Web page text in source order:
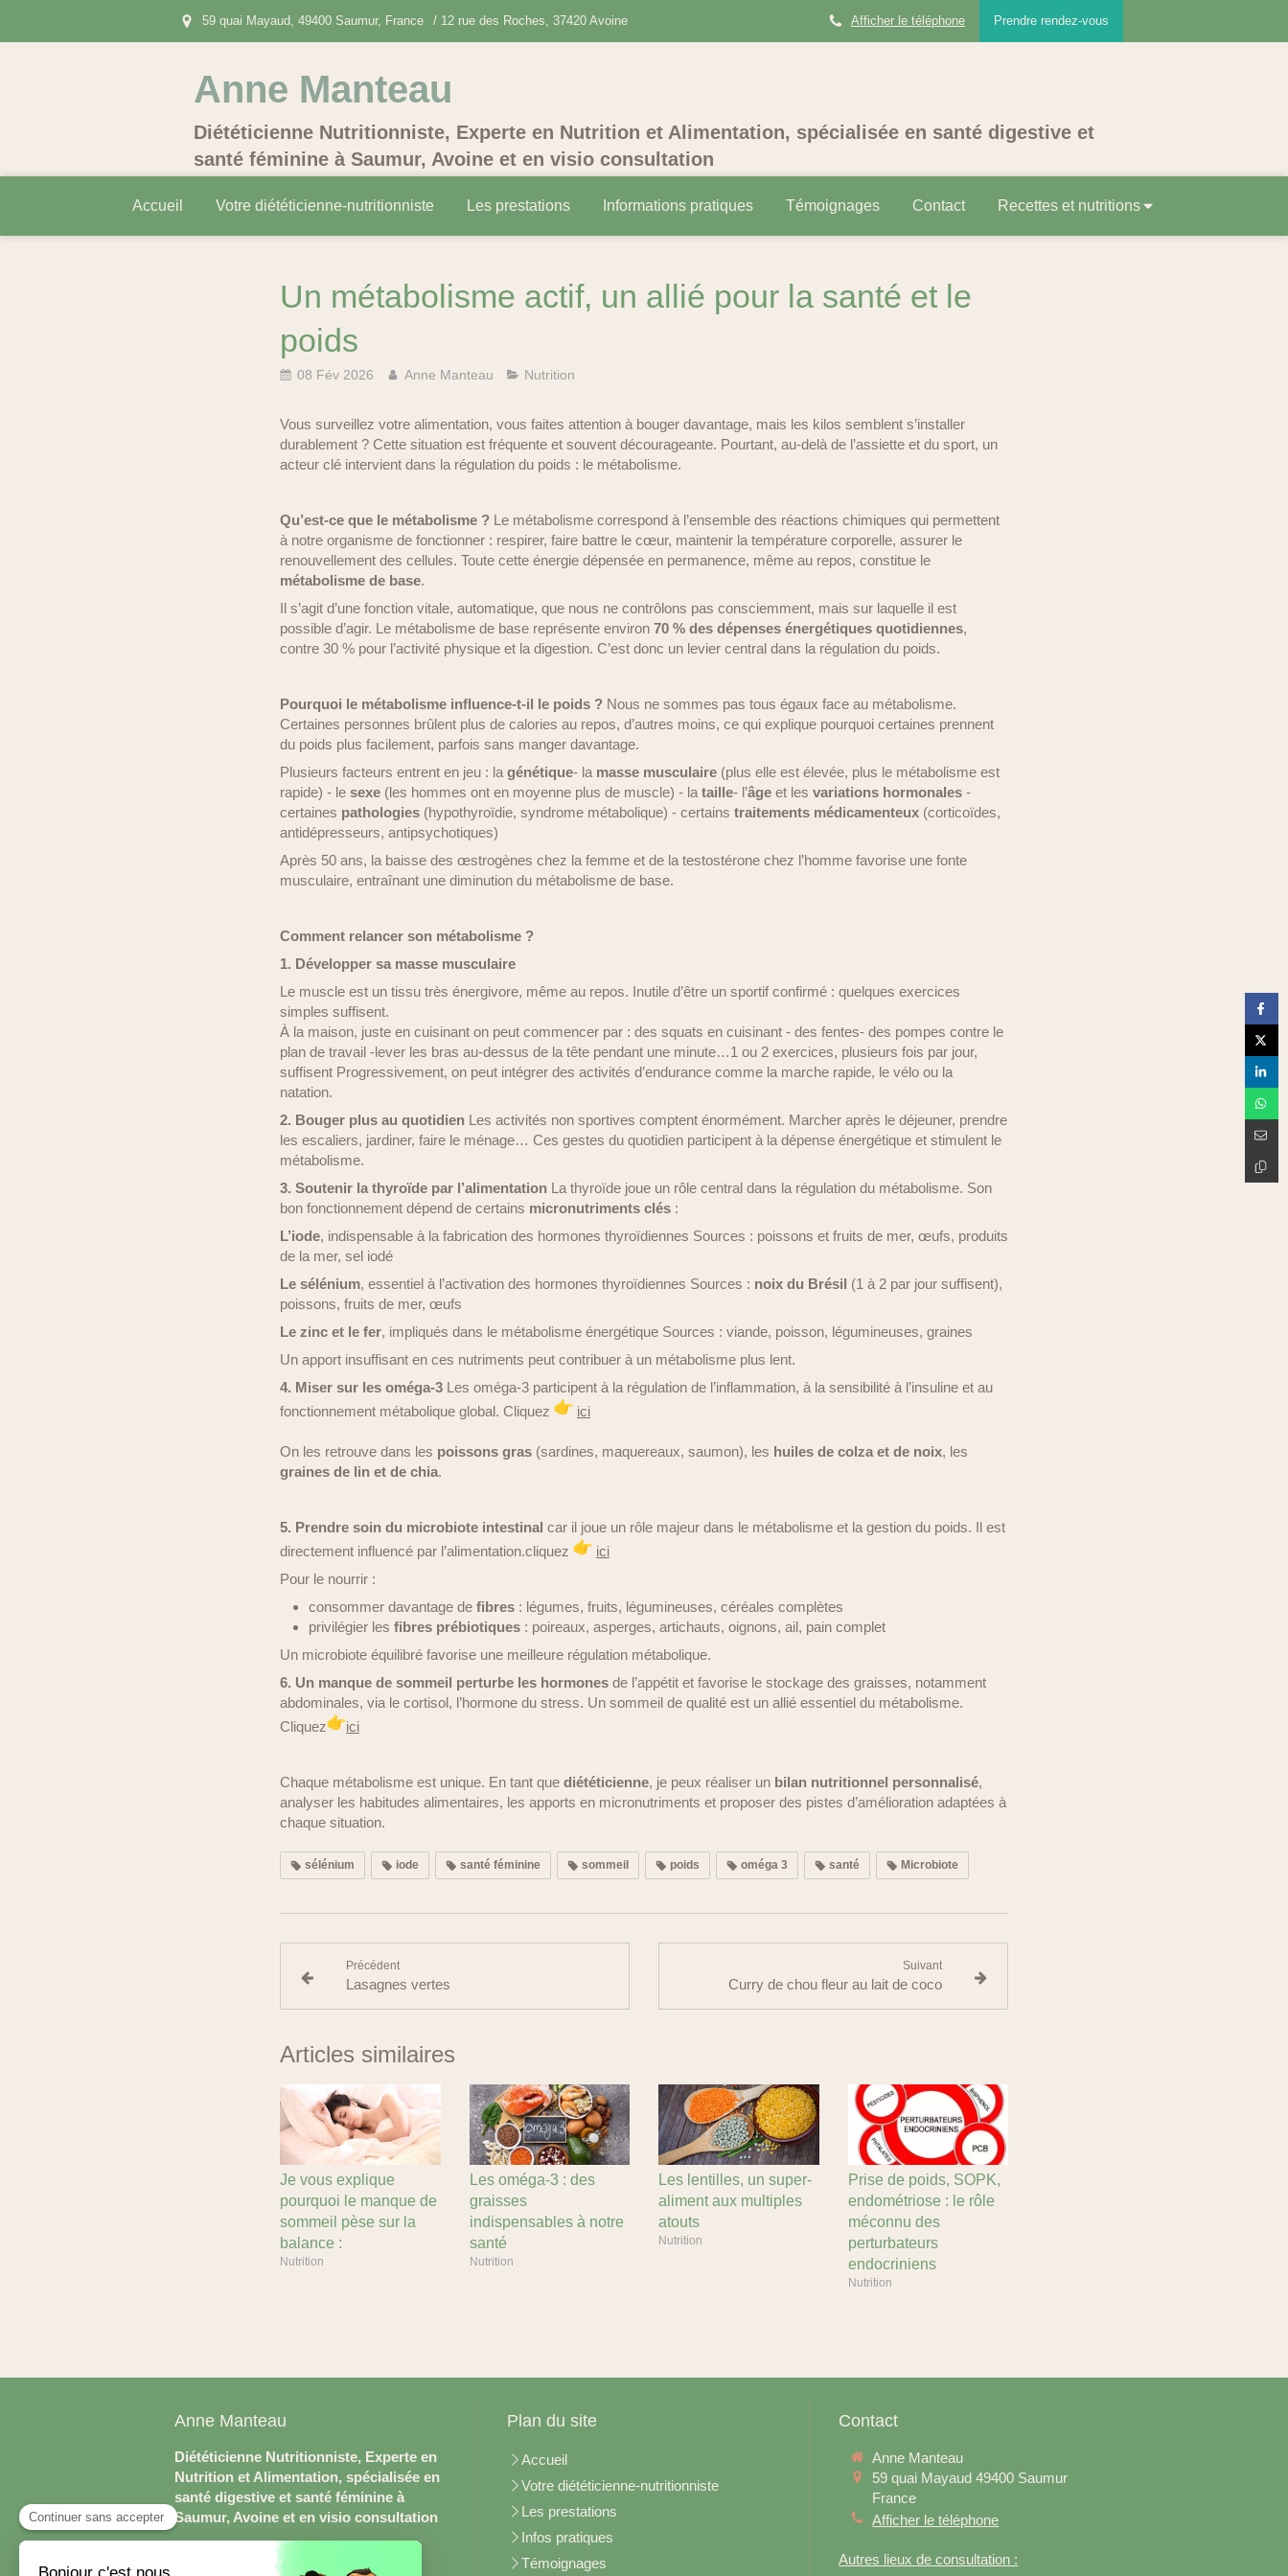
59 quai Mayaud, 49400 Saumur, France / 12 rue des Roches, 37420 Avoine Prendre rendez-vous
Afficher le téléphone
Anne Manteau
Diététicienne Nutritionniste, Experte en Nutrition et Alimentation, spécialisée en santé digestive et
santé féminine à Saumur, Avoine et en visio consultation
Accueil Votre diététicienne-nutritionniste Les prestations Informations pratiques Témoignages Contact Recettes et nutritions
Un métabolisme actif, un allié pour la santé et le
poids
08 Fév 2026 Anne Manteau Nutrition
Vous surveillez votre alimentation, vous faites attention à bouger davantage, mais les kilos semblent s’installer
durablement ? Cette situation est fréquente et souvent décourageante. Pourtant, au-delà de l’assiette et du sport, un
acteur clé intervient dans la régulation du poids : le métabolisme.
Qu’est-ce que le métabolisme ? Le métabolisme correspond à l’ensemble des réactions chimiques qui permettent
à notre organisme de fonctionner : respirer, faire battre le cœur, maintenir la température corporelle, assurer le
renouvellement des cellules. Toute cette énergie dépensée en permanence, même au repos, constitue le
métabolisme de base.
Il s’agit d’une fonction vitale, automatique, que nous ne contrôlons pas consciemment, mais sur laquelle il est
possible d’agir. Le métabolisme de base représente environ 70 % des dépenses énergétiques quotidiennes,
contre 30 % pour l’activité physique et la digestion. C’est donc un levier central dans la régulation du poids.
Pourquoi le métabolisme influence-t-il le poids ? Nous ne sommes pas tous égaux face au métabolisme.
Certaines personnes brûlent plus de calories au repos, d’autres moins, ce qui explique pourquoi certaines prennent
du poids plus facilement, parfois sans manger davantage.
Plusieurs facteurs entrent en jeu : la génétique- la masse musculaire (plus elle est élevée, plus le métabolisme est
rapide) - le sexe (les hommes ont en moyenne plus de muscle) - la taille- l’âge et les variations hormonales -
certaines pathologies (hypothyroïdie, syndrome métabolique) - certains traitements médicamenteux (corticoïdes,
antidépresseurs, antipsychotiques)
Après 50 ans, la baisse des œstrogènes chez la femme et de la testostérone chez l’homme favorise une fonte
musculaire, entraînant une diminution du métabolisme de base.
Comment relancer son métabolisme ?
1. Développer sa masse musculaire
Le muscle est un tissu très énergivore, même au repos. Inutile d’être un sportif confirmé : quelques exercices
simples suffisent.
À la maison, juste en cuisinant on peut commencer par : des squats en cuisinant - des fentes- des pompes contre le
plan de travail -lever les bras au-dessus de la tête pendant une minute…1 ou 2 exercices, plusieurs fois par jour,
suffisent Progressivement, on peut intégrer des activités d’endurance comme la marche rapide, le vélo ou la
natation.
2. Bouger plus au quotidien Les activités non sportives comptent énormément. Marcher après le déjeuner, prendre
les escaliers, jardiner, faire le ménage… Ces gestes du quotidien participent à la dépense énergétique et stimulent le
métabolisme.
3. Soutenir la thyroïde par l’alimentation La thyroïde joue un rôle central dans la régulation du métabolisme. Son
bon fonctionnement dépend de certains micronutriments clés :
L’iode, indispensable à la fabrication des hormones thyroïdiennes Sources : poissons et fruits de mer, œufs, produits
de la mer, sel iodé
Le sélénium, essentiel à l’activation des hormones thyroïdiennes Sources : noix du Brésil (1 à 2 par jour suffisent),
poissons, fruits de mer, œufs
Le zinc et le fer, impliqués dans le métabolisme énergétique Sources : viande, poisson, légumineuses, graines
Un apport insuffisant en ces nutriments peut contribuer à un métabolisme plus lent.
4. Miser sur les oméga-3 Les oméga-3 participent à la régulation de l’inflammation, à la sensibilité à l’insuline et au
fonctionnement métabolique global. Cliquez
ici
On les retrouve dans les poissons gras (sardines, maquereaux, saumon), les huiles de colza et de noix, les
graines de lin et de chia.
5. Prendre soin du microbiote intestinal car il joue un rôle majeur dans le métabolisme et la gestion du poids. Il est
directement influencé par l’alimentation.cliquez
ici
Pour le nourrir :
consommer davantage de fibres : légumes, fruits, légumineuses, céréales complètes
privilégier les fibres prébiotiques : poireaux, asperges, artichauts, oignons, ail, pain complet
Un microbiote équilibré favorise une meilleure régulation métabolique.
6. Un manque de sommeil perturbe les hormones de l’appétit et favorise le stockage des graisses, notamment
abdominales, via le cortisol, l’hormone du stress. Un sommeil de qualité est un allié essentiel du métabolisme.
Cliquez
ici
Chaque métabolisme est unique. En tant que diététicienne, je peux réaliser un bilan nutritionnel personnalisé,
analyser les habitudes alimentaires, les apports en micronutriments et proposer des pistes d’amélioration adaptées à
chaque situation.
sélénium iode santé féminine sommeil poids oméga 3 santé Microbiote
Précédent
Lasagnes vertes
Suivant
Curry de chou fleur au lait de coco
Articles similaires
Je vous explique
pourquoi le manque de
sommeil pèse sur la
balance :
Nutrition
Les oméga-3 : des
graisses
indispensables à notre
santé
Nutrition
Les lentilles, un super-
aliment aux multiples
atouts
Nutrition
Prise de poids, SOPK,
endométriose : le rôle
méconnu des
perturbateurs
endocriniens
Nutrition
Anne Manteau
Diététicienne Nutritionniste, Experte en
Nutrition et Alimentation, spécialisée en
santé digestive et santé féminine à
Saumur, Avoine et en visio consultation
Plan du site
Accueil
Votre diététicienne-nutritionniste
Les prestations
Infos pratiques
Témoignages
Contact
Anne Manteau
59 quai Mayaud 49400 Saumur
France
Afficher le téléphone
Autres lieux de consultation :